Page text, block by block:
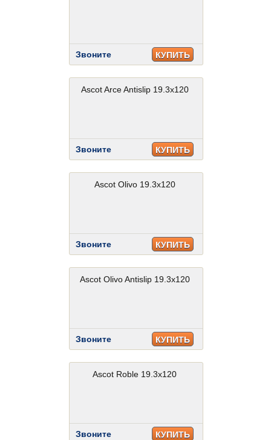
Звоните КУПИТЬ
Ascot Arce Antislip 19.3x120
Звоните КУПИТЬ
Ascot Olivo 19.3x120
Звоните КУПИТЬ
Ascot Olivo Antislip 19.3x120
Звоните КУПИТЬ
Ascot Roble 19.3x120
Звоните КУПИТЬ